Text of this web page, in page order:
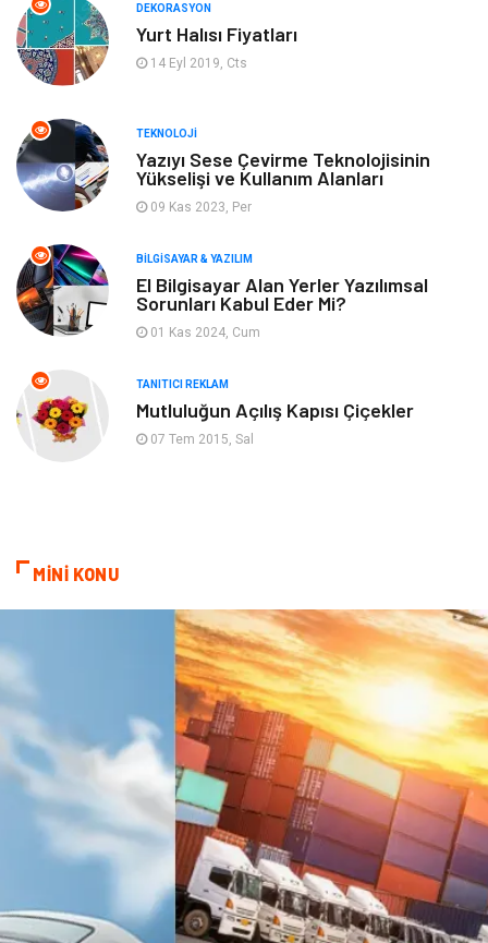
Bilgisayar & Yazılım Mobilya
Tekstil Maden ve Metal
Eğlence
Plastik
Hizmet
Aksesuar
Hediyelik Eşya
İnternet
Bakım Kültür
Basın Yayın İthalat İhracat
Dernekler ve Birlikler Kiralama Servisleri
Tarım & Hayvancılık
Periyodik Kontrol Spor Malzemeleri
DEKORASYON
Yurt Halısı Fiyatları
14 Eyl 2019, Cts
TEKNOLOJI
Yazıyı Sese Çevirme Teknolojisinin
Yükselişi ve Kullanım Alanları
09 Kas 2023, Per
BILGISAYAR & YAZILIM
El Bilgisayar Alan Yerler Yazılımsal
Sorunları Kabul Eder Mi?
01 Kas 2024, Cum
TANITICI REKLAM
Mutluluğun Açılış Kapısı Çiçekler
07 Tem 2015, Sal
MİNİ KONU